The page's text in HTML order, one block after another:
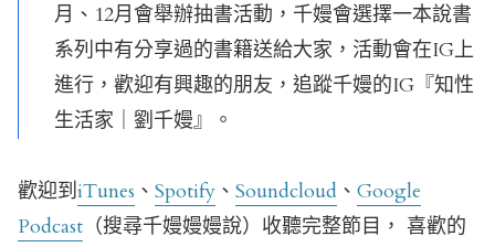
月、12月會舉辦抽書活動，千嫚會選擇一本說書
系列中有分享過的書籍送給大家，活動會在IG上
進行，歡迎有興趣的朋友，追蹤千嫚的IG『知性
生活家｜劉千嫚』。
歡迎到iTunes 、 Spotify 、 Soundcloud 、 Google
Podcast （搜尋千嫚嫚嫚說）收聽完整節目， 喜歡的